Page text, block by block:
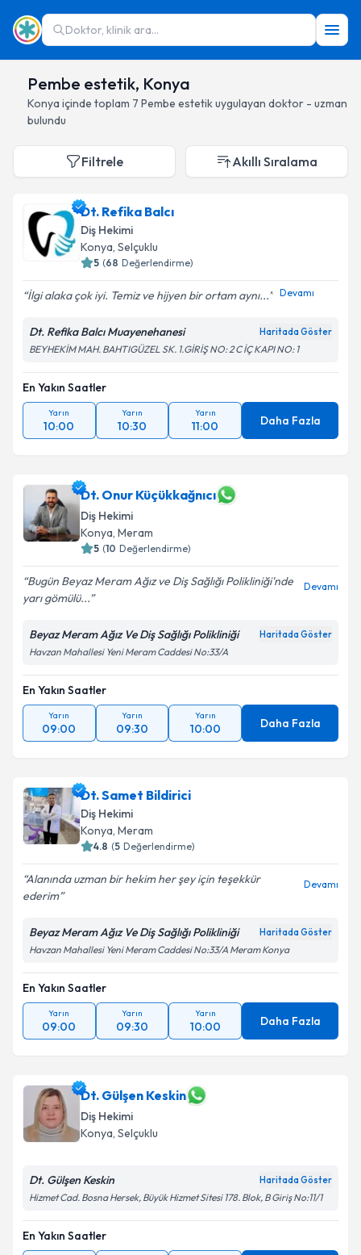
Doktor, klinik ara...
Pembe estetik, Konya
Konya içinde toplam 7 Pembe estetikuygulayan doktor - uzman
bulundu
Filtrele Akıllı Sıralama
Dt. Refika Balcı
Diş Hekimi
Konya, Selçuklu
5 (68 Değerlendirme)
İlgi alaka çok iyi. Temiz ve hijyen bir ortam aynı... Devamı
Dt. Refika Balcı Muayenehanesi Haritada Göster
BEYHEKİM MAH. BAHTIGÜZEL SK. 1.GİRİŞ NO: 2 C İÇ KAPI NO: 1
En Yakın Saatler
Yarın
10:00
Yarın
10:30
Yarın
11:00 Daha Fazla
Dt. Onur Küçükkağnıcı
Diş Hekimi
Konya, Meram
5 (10 Değerlendirme)
Bugün Beyaz Meram Ağız ve Diş Sağlığı Polikliniği'nde
yarı gömülü...
Devamı
Beyaz Meram Ağız Ve Diş Sağlığı Polikliniği Haritada Göster
Havzan Mahallesi Yeni Meram Caddesi No:33/A
En Yakın Saatler
Yarın
09:00
Yarın
09:30
Yarın
10:00 Daha Fazla
Dt. Samet Bildirici
Diş Hekimi
Konya, Meram
4.8 (5 Değerlendirme)
Alanında uzman bir hekim her şey için teşekkür
ederim
Devamı
Beyaz Meram Ağız Ve Diş Sağlığı Polikliniği Haritada Göster
Havzan Mahallesi Yeni Meram Caddesi No:33/A Meram Konya
En Yakın Saatler
Yarın
09:00
Yarın
09:30
Yarın
10:00 Daha Fazla
Dt. Gülşen Keskin
Diş Hekimi
Konya, Selçuklu
Dt. Gülşen Keskin Haritada Göster
Hizmet Cad. Bosna Hersek, Büyük Hizmet Sitesi 178. Blok, B Giriş No:11/1
En Yakın Saatler